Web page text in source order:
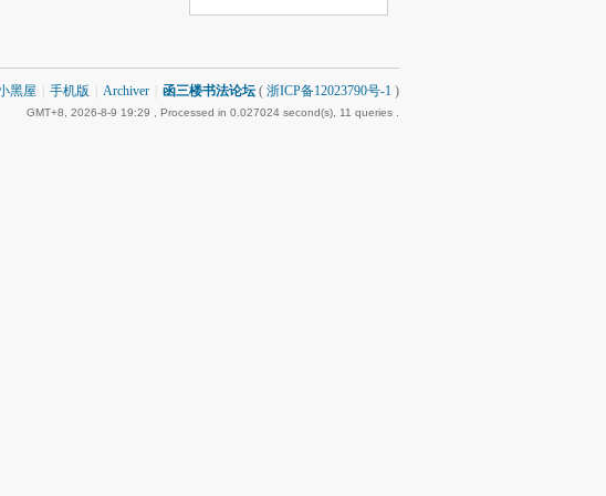
黑屋 手机版 Archiver 函三楼书法论坛 ( 浙ICP备12023790号-1 )
GMT+8, 2026-8-9 19:29 , Processed in 0.027024 second(s), 11 queries .